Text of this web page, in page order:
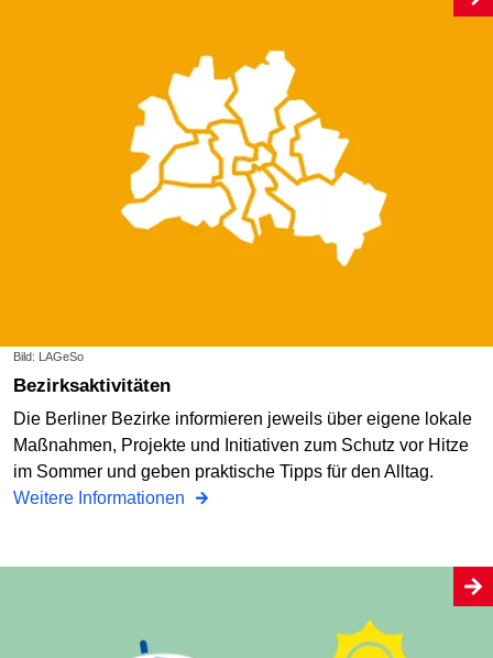
Bild: LAGeSo
Bezirksaktivitäten
Die Berliner Bezirke informieren jeweils über eigene lokale
Maßnahmen, Projekte und Initiativen zum Schutz vor Hitze
im Sommer und geben praktische Tipps für den Alltag.
Weitere Informationen